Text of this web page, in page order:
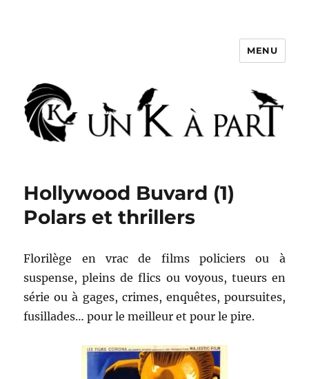
MENU
Hollywood Buvard (1)
Polars et thrillers
Florilège en vrac de films policiers ou à
suspense, pleins de flics ou voyous, tueurs en
série ou à gages, crimes, enquêtes, poursuites,
fusillades… pour le meilleur et pour le pire.